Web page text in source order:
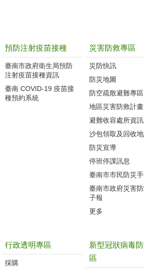
預防注射疫苗接種
臺南市政府衛生局預防
注射疫苗接種資訊
臺南 COVID-19 疫苗接
種預約系統
災害防救專區
災防快訊
防災地圖
防空疏散避難專區
地區災害防救計畫
避難收容處所資訊
沙包領取及回收
防災宣導
停班停課訊息
臺南市市民防災
臺南市政府災害
子報
更多
行政透明專區
採購
新型冠狀病毒
區